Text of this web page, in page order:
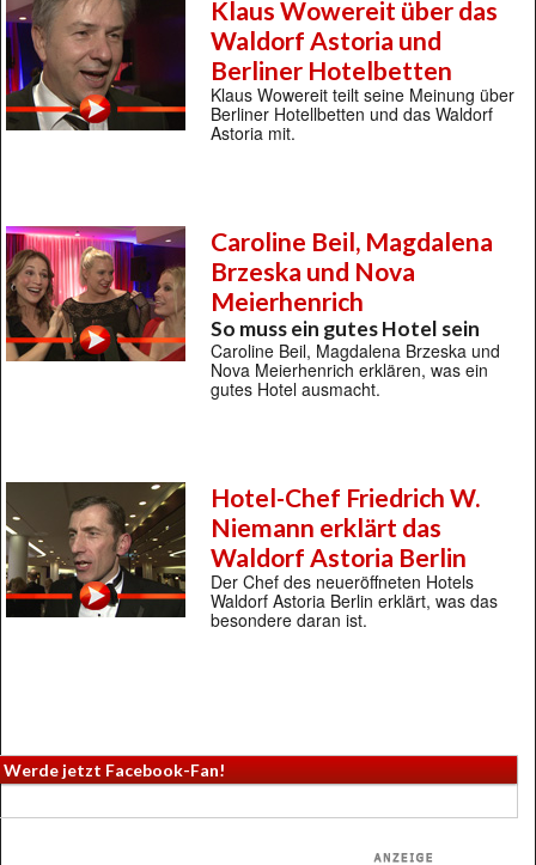
Klaus Wowereit über das
Waldorf Astoria und
Berliner Hotelbetten
Klaus Wowereit teilt seine Meinung über
Berliner Hotellbetten und das Waldorf
Astoria mit.
Caroline Beil, Magdalena
Brzeska und Nova
Meierhenrich
So muss ein gutes Hotel sein
Caroline Beil, Magdalena Brzeska und
Nova Meierhenrich erklären, was ein
gutes Hotel ausmacht.
Hotel-Chef Friedrich W.
Niemann erklärt das
Waldorf Astoria Berlin
Der Chef des neueröffneten Hotels
Waldorf Astoria Berlin erklärt, was das
besondere daran ist.
Werde jetzt Facebook-Fan!